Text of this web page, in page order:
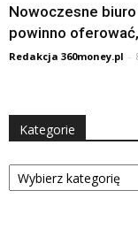
Nowoczesne
powinno
Redakcja 360money.pl -
Kategorie
Kategorie